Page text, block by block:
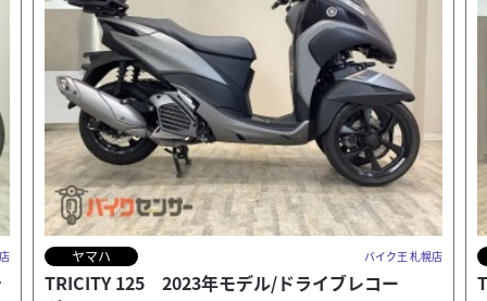
ホンダ バイク王 札幌店
TACT 2019年モデル/フルノーマル